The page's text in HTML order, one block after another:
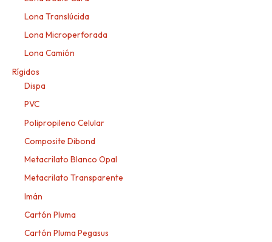
Lona Translúcida
Lona Microperforada
Lona Camión
Rígidos
Dispa
PVC
Polipropileno Celular
Composite Dibond
Metacrilato Blanco Opal
Metacrilato Transparente
Imán
Cartón Pluma
Cartón Pluma Pegasus